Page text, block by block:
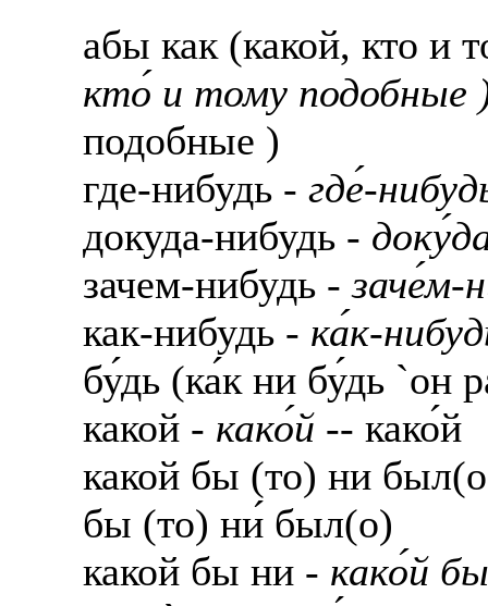
абы как (какой, кто и
кто́ и тому подобные
подобные )
где-нибудь - где́-
докуда-нибудь -
зачем-нибудь -заче́м-
как-нибудь - ка́к-
бу́дь (ка́к ни бу́дь `он
какой - како́й -- како́й
какой бы (то) ни
бы (то) ни́ был(о)
какой бы ни - како́й